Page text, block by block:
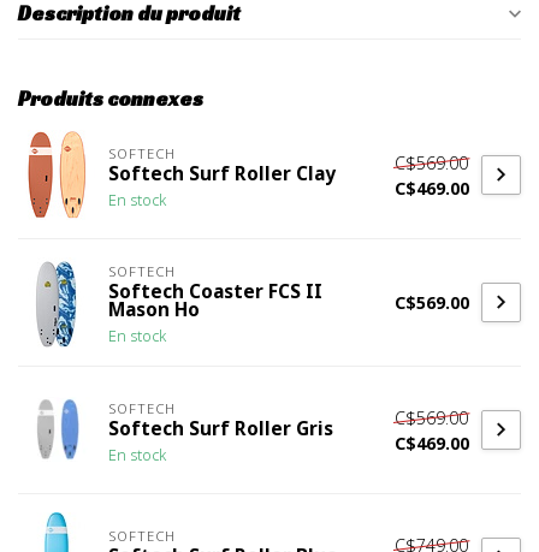
Description du produit
Produits connexes
SOFTECH
Softech Surf Roller Clay
En stock
C$569.00
C$469.00
SOFTECH
Softech Coaster FCS II
Mason Ho
En stock
C$569.00
SOFTECH
Softech Surf Roller Gris
En stock
C$569.00
C$469.00
SOFTECH
C$749.00